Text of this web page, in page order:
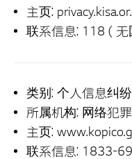
主页:
联系信息: 118（无
类别: 个人信息纠
所属机构: 网络犯
主页:
联系信息: 1833-